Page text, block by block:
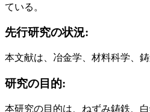
ている。
先行研究の状況:
本文献は、冶金学、材料科学、
研究の目的:
本研究の目的は、ねずみ鋳鉄、